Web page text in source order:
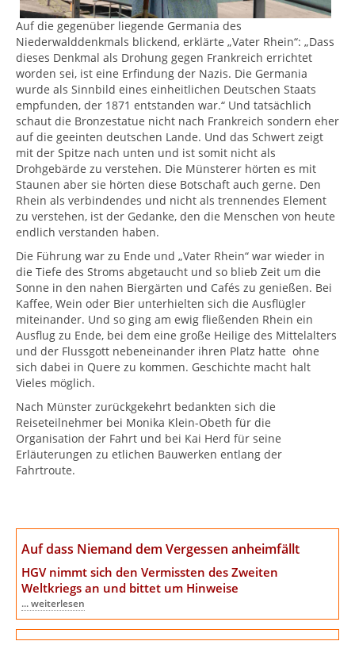
Auf die gegenüber liegende Germania des
Niederwalddenkmals blickend, erklärte „Vater Rhein“: „Dass
dieses Denkmal als Drohung gegen Frankreich errichtet
worden sei, ist eine Erfindung der Nazis. Die Germania
wurde als Sinnbild eines einheitlichen Deutschen Staats
empfunden, der 1871 entstanden war.“ Und tatsächlich
schaut die Bronzestatue nicht nach Frankreich sondern eher
auf die geeinten deutschen Lande. Und das Schwert zeigt
mit der Spitze nach unten und ist somit nicht als
Drohgebärde zu verstehen. Die Münsterer hörten es mit
Staunen aber sie hörten diese Botschaft auch gerne. Den
Rhein als verbindendes und nicht als trennendes Element
zu verstehen, ist der Gedanke, den die Menschen von heute
endlich verstanden haben.
Die Führung war zu Ende und „Vater Rhein“ war wieder in
die Tiefe des Stroms abgetaucht und so blieb Zeit um die
Sonne in den nahen Biergärten und Cafés zu genießen. Bei
Kaffee, Wein oder Bier unterhielten sich die Ausflügler
miteinander. Und so ging am ewig fließenden Rhein ein
Ausflug zu Ende, bei dem eine große Heilige des Mittelalters
und der Flussgott nebeneinander ihren Platz hatte ohne
sich dabei in Quere zu kommen. Geschichte macht halt
Vieles möglich.
Nach Münster zurückgekehrt bedankten sich die
Reiseteilnehmer bei Monika Klein-Obeth für die
Organisation der Fahrt und bei Kai Herd für seine
Erläuterungen zu etlichen Bauwerken entlang der
Fahrtroute.
Auf dass Niemand dem Vergessen anheimfällt
HGV nimmt sich den Vermissten des Zweiten
Weltkriegs an und bittet um Hinweise
... weiterlesen